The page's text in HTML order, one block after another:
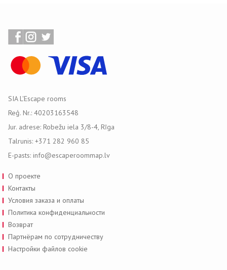
SIA L'Escape rooms
Reģ. Nr.: 40203163548
Jur. adrese: Robežu iela 3/8-4, Rīga
Talrunis: +371 282 960 85
E-pasts: info@escaperoommap.lv
О проекте
Контакты
Условия заказа и оплаты
Политика конфиденциальности
Возврат
Партнёрам по сотрудничеству
Настройки файлов cookie